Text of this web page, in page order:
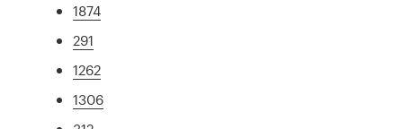
1874
291
1262
1306